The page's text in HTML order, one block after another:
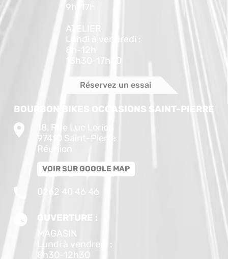
9h-17h
ATELIER
Lundi à vendredi :
8h-12h
13h30-17h30
Réservez un essai
BOURBON BIKES OCCASIONS SAINT-PIERRE
18, Rue Luc Lorion
97410 Saint-Pierre
Réunion
VOIR SUR GOOGLE MAP
0262 40 46 46
OUVERTURE :
MAGASIN
Lundi à vendredi :
8h30-12h30